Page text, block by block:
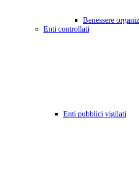
Benessere
Enti controllati
Enti pubblici vigilati